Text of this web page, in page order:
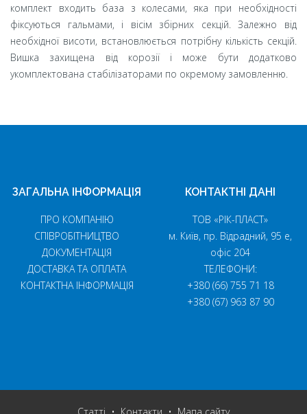
комплект входить база з колесами, яка при необхідності
фіксуються гальмами, і вісім збірних секцій. Залежно від
необхідної висоти, встановлюється потрібну кількість секцій.
Вишка захищена від корозії і може бути додатково
укомплектована стабілізаторами по окремому замовленню.
ЗАГАЛЬНА ІНФОРМАЦІЯ
ПРО КОМПАНІЮ
СПІВРОБІТНИЦТВО
ДОКУМЕНТАЦІЯ
ДОСТАВКА ТА ОПЛАТА
КОНТАКТНА ІНФОРМАЦІЯ
КОНТАКТНІ ДАНІ
ТОВ «РІК-ПЛАСТ»
м. Київ, пр. Відрадний, 95 е,
офіс 204
ТЕЛЕФОНИ:
+380 (66) 755 71 18
+380 (67) 963 87 90